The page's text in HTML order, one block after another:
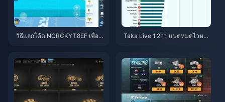
วิธีแลกโค้ด NCRCKYT8EF เพื่อรั
Taka Live 1.2.11 แบตหมดไวหลัง